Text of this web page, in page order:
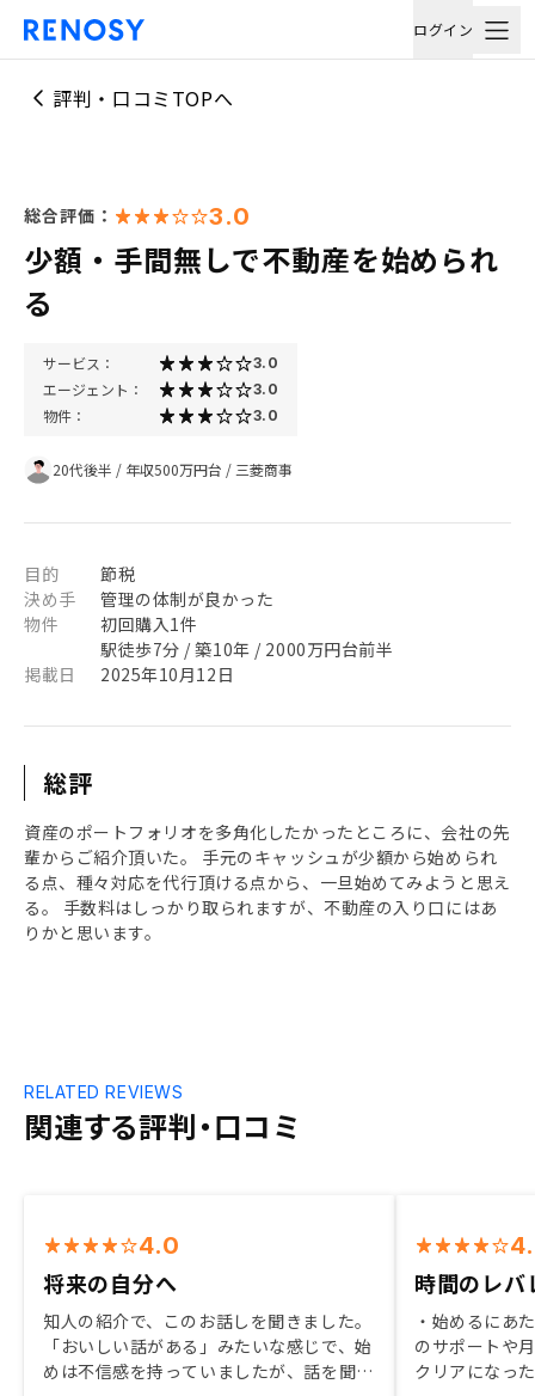
ログイン
評判・口コミTOPへ
総合評価： 3.0
少額・手間無しで不動産を始められ
る
サービス： 3.0
エージェント： 3.0
物件： 3.0
20代後半 / 年収500万円台 / 三菱商事
目的
節税
決め手
管理の体制が良かった
物件
初回購入1件
駅徒歩7分 / 築10年 / 2000万円台前半
掲載日
2025年10月12日
総評
資産のポートフォリオを多角化したかったところに、会社の先
輩からご紹介頂いた。 手元のキャッシュが少額から始められ
る点、種々対応を代行頂ける点から、一旦始めてみようと思え
る。 手数料はしっかり取られますが、不動産の入り口にはあ
りかと思います。
関連する評判・口コミ
RELATED REVIEWS
4.0
将来の自分へ
知人の紹介で、このお話しを聞きました。
「おいしい話がある」みたいな感じで、始
めは不信感を持っていましたが、話を聞い
時間のレバ
・始めるにあ
のサポートや
クリアになっ